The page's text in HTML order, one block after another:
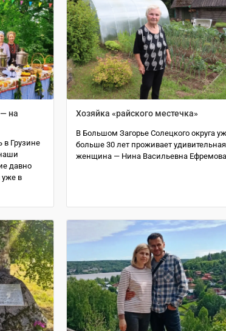
на
в Грузине
давно
уже в
Хозяйка «райского местечка»
В Большом Загорье Солецкого округа
больше 30 лет проживает удивительная
женщина — Нина Васильевна